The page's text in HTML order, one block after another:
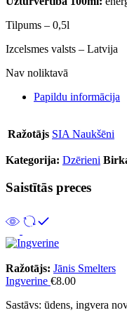
Tilpums – 0,5l
Izcelsmes valsts – Latvija
Nav noliktavā
Papildu informācija
Ražotājs SIA Naukšēni
Kategorija: Dzērieni
Saistītās preces
Ražotājs: Jānis Smelters
Ingverine €8.00
Sastāvs: ūdens, ingvera